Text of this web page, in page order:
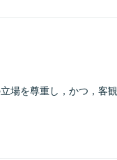
場を尊重し，かつ，客観